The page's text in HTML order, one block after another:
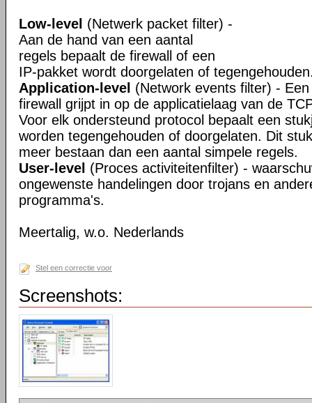
Low-level (Netwerk packet filter) -
Aan de hand van een aantal
regels bepaalt de firewall of een
IP-pakket wordt doorgelaten of
Application-level (Network events filter) -
firewall grijpt in op de applicatielaag van de
Voor elk ondersteund protocol bepaalt een
worden tegengehouden of doorgelaten. Dit
meer bestaan dan een aantal simpele regels.
User-level (Proces activiteitenfilter) -
ongewenste handelingen door trojans en
programma's.
Meertalig, w.o. Nederlands
Stel een correctie voor
Screenshots: